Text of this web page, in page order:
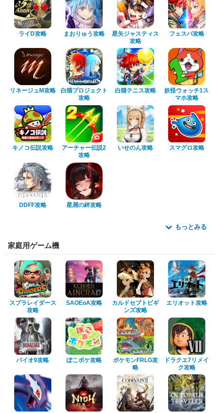
ライD攻略 まおりゅう攻略
星矢ジャスティス
攻略
フェスバ攻略
リネージュM攻略
白猫プロジェクト
攻略
白猫テニス攻略
妖怪ウォッチ1ス
マホ攻略
キノコ伝説攻略
アーチャー伝説2
攻略
いせのん攻略 スマグロ攻略
DDFF攻略 星屑の絆攻略
もっとみる
家庭用ゲーム機
スプラレイダース
攻略
SAOEoA攻略
カルドセプトビギ
ンズ攻略
エリオット攻略
バイオ9攻略 ぽこポケ攻略
ポケモンFRLG攻
略
ドラクエ7リメイ
ク攻略